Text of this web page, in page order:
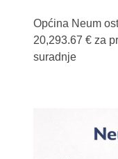
Općina Neum
20,293.67 € za
suradnje